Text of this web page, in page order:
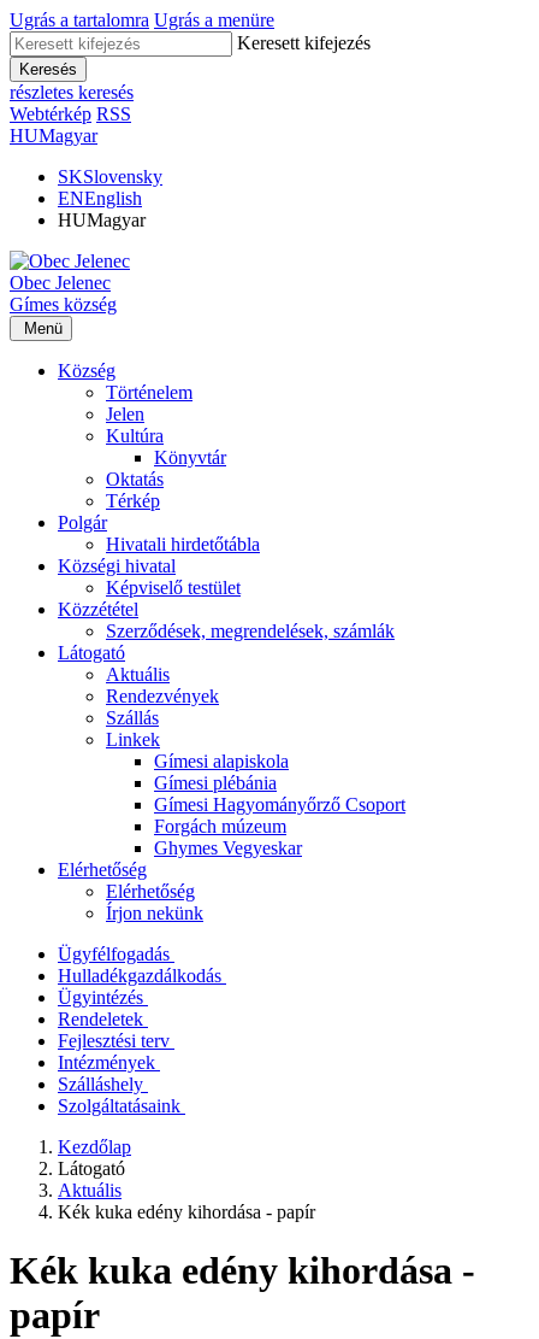
Ugrás a tartalomra Ugrás a menüre
Keresett kifejezés
Keresés
részletes keresés
Webtérkép RSS
HUMagyar
SKSlovensky
ENEnglish
HUMagyar
Obec Jelenec
Gímes község
Menü
Község
Történelem
Jelen
Kultúra
Könyvtár
Oktatás
Térkép
Polgár
Hivatali hirdetőtábla
Községi hivatal
Képviselő testület
Közzététel
Szerződések, megrendelések, számlák
Látogató
Aktuális
Rendezvények
Szállás
Linkek
Gímesi alapiskola
Gímesi plébánia
Gímesi Hagyományőrző Csoport
Forgách múzeum
Ghymes Vegyeskar
Elérhetőség
Elérhetőség
Írjon nekünk
Ügyfélfogadás
Hulladékgazdálkodás
Ügyintézés
Rendeletek
Fejlesztési terv
Intézmények
Szálláshely
Szolgáltatásaink
Kezdőlap
Látogató
Aktuális
Kék kuka edény kihordása - papír
Kék kuka edény kihordása -
papír